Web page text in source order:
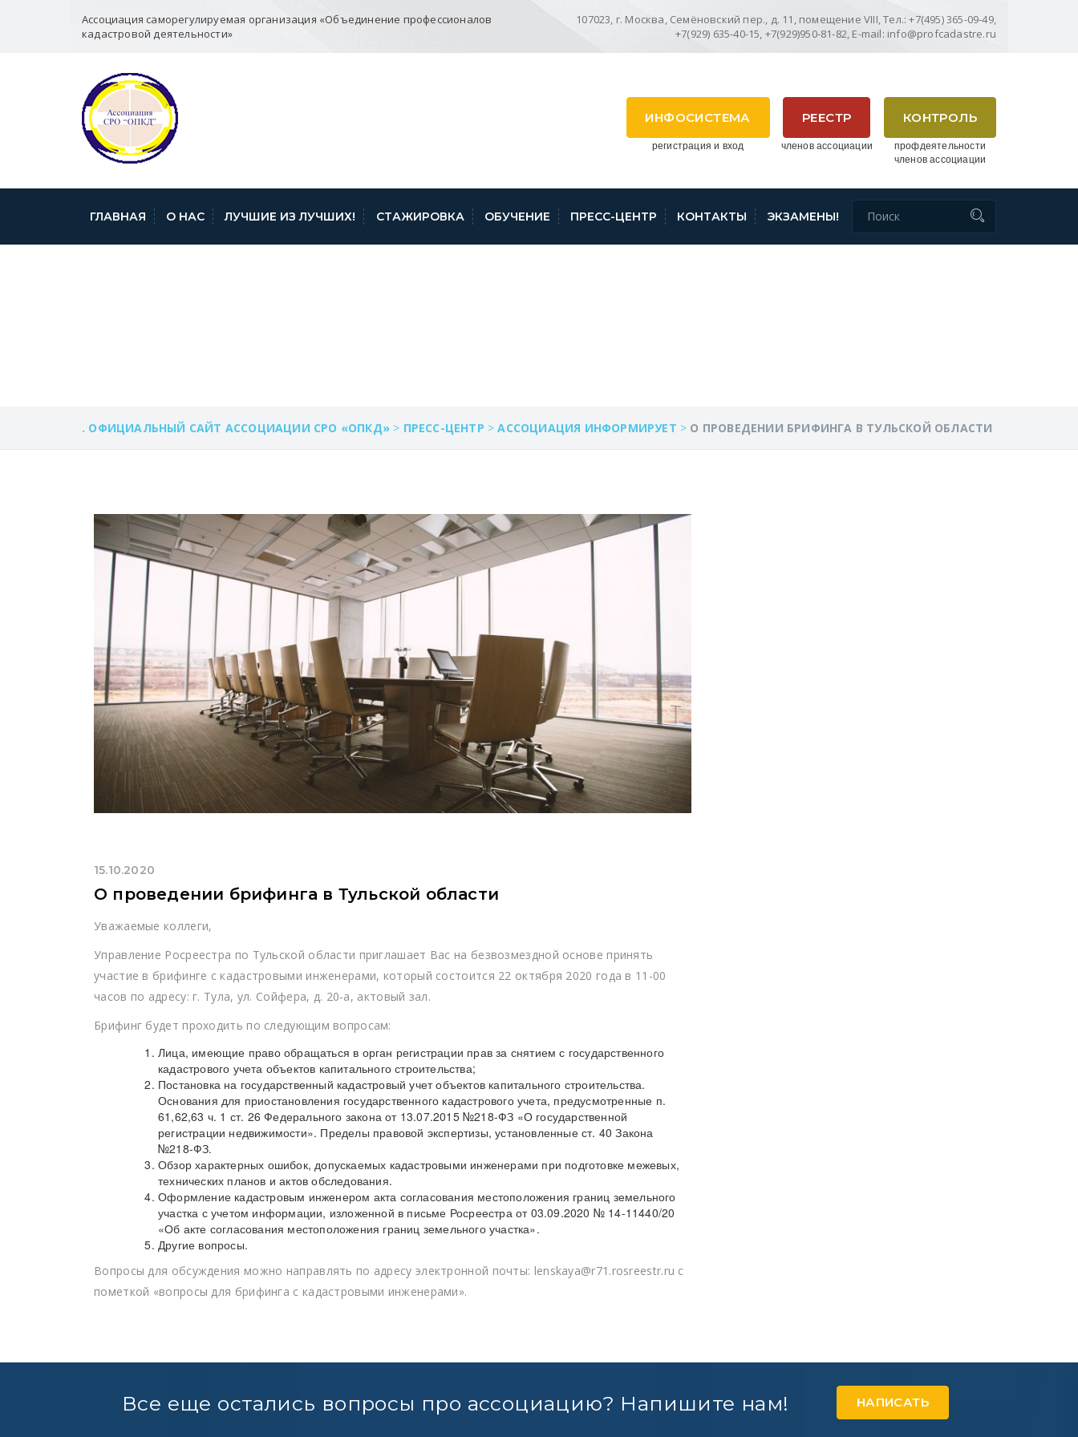
Ассоциация саморегулируемая организация «Объединение профессионалов
кадастровой деятельности»
107023, г. Москва, Семёновский пер., д. 11, помещение VIII, Тел.: +7(495) 365-09-49,
+7(929) 635-40-15, +7(929)950-81-82, E-mail: info@profcadastre.ru
КОНТРОЛЬ
профдеятельности
членов ассоциации
РЕЕСТР
членов ассоциации
ИНФОСИСТЕМА
регистрация и вход
ГЛАВНАЯ О НАС ЛУЧШИЕ ИЗ ЛУЧШИХ! СТАЖИРОВКА ОБУЧЕНИЕ ПРЕСС-ЦЕНТР КОНТАКТЫ ЭКЗАМЕНЫ!
. ОФИЦИАЛЬНЫЙ САЙТ АССОЦИАЦИИ СРО «ОПКД» > ПРЕСС-ЦЕНТР >АССОЦИАЦИЯ ИНФОРМИРУЕТ > О ПРОВЕДЕНИИ БРИФИНГА В ТУЛЬСКОЙ ОБЛАСТИ
15.10.2020
О проведении брифинга в Тульской области
Уважаемые коллеги,
Управление Росреестра по Тульской области приглашает Вас на безвозмездной основе принять
участие в брифинге с кадастровыми инженерами, который состоится 22 октября 2020 года в 11-00
часов по адресу: г. Тула, ул. Сойфера, д. 20-а, актовый зал.
Брифинг будет проходить по следующим вопросам:
Лица, имеющие право обращаться в орган регистрации прав за снятием с государственного
кадастрового учета объектов капитального строительства;
Постановка на государственный кадастровый учет объектов капитального строительства.
Основания для приостановления государственного кадастрового учета, предусмотренные п.
61,62,63 ч. 1 ст. 26 Федерального закона от 13.07.2015 №218-ФЗ «О государственной
регистрации недвижимости». Пределы правовой экспертизы, установленные ст. 40 Закона
№218-ФЗ.
Обзор характерных ошибок, допускаемых кадастровыми инженерами при подготовке межевых,
технических планов и актов обследования.
Оформление кадастровым инженером акта согласования местоположения границ земельного
участка с учетом информации, изложенной в письме Росреестра от 03.09.2020 № 14-11440/20
«Об акте согласования местоположения границ земельного участка».
Другие вопросы.
Вопросы для обсуждения можно направлять по адресу электронной почты: lenskaya@r71.rosreestr.ru с
пометкой «вопросы для брифинга с кадастровыми инженерами».
Все еще остались вопросы про ассоциацию? Напишите нам! НАПИСАТЬ